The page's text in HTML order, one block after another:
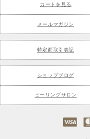
カートを見る
メールマガジン
特定商取引表記
ショップブログ
ヒーリングサロン